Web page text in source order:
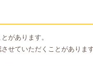
があります。
せていただくことがあり